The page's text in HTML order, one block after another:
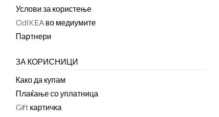
Услови за користење
OdIKEA во медиумите
Партнери
ЗА КОРИСНИЦИ
Како да купам
Плаќање со уплатница
Gift картичка